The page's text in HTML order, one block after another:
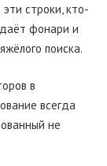
строки, кто-
фонари и
поиска.
в
всегда
не